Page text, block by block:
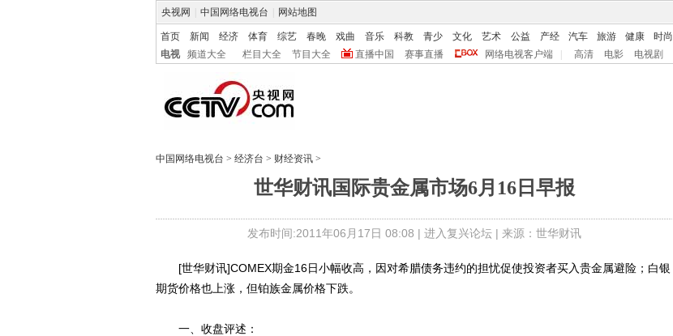
央视网 中国网络电视台 网站地图
首页 新闻 经济 体育 综艺 春晚 戏曲 音乐 科教 青少 文化 艺术 公益 产经 汽车 旅游 健康 时尚
电视
频道大全 栏目大全 节目大全 直播中国 赛事直播 网络电视客户端 高清 电影 电视剧
中国网络电视台 > 经济台 > 财经资讯 >
世华财讯国际贵金属市场6月16日早报
发布时间:2011年06月17日 08:08 | 进入复兴论坛| 来源：世华财讯
[世华财讯]COMEX期金16日小幅收高，因对希腊债务违约的担忧促使投资者买入贵金属避险；白银
期货价格也上涨，但铂族金属价格下跌。
一、收盘评述：